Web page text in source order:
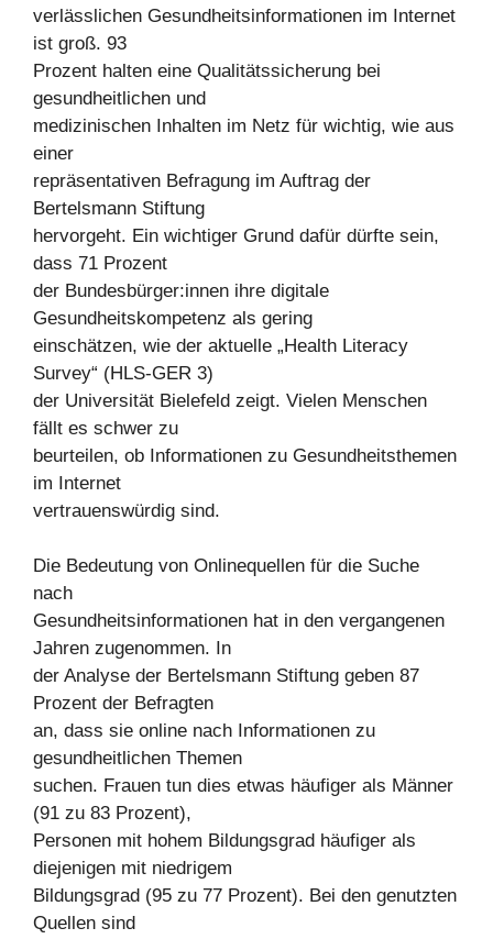
verlässlichen Gesundheitsinformationen im Internet
ist groß. 93
Prozent halten eine Qualitätssicherung bei
gesundheitlichen und
medizinischen Inhalten im Netz für wichtig, wie aus
einer
repräsentativen Befragung im Auftrag der
Bertelsmann Stiftung
hervorgeht. Ein wichtiger Grund dafür dürfte sein,
dass 71 Prozent
der Bundesbürger:innen ihre digitale
Gesundheitskompetenz als gering
einschätzen, wie der aktuelle „Health Literacy
Survey“ (HLS-GER 3)
der Universität Bielefeld zeigt. Vielen Menschen
fällt es schwer zu
beurteilen, ob Informationen zu Gesundheitsthemen
im Internet
vertrauenswürdig sind.
Die Bedeutung von Onlinequellen für die Suche
nach
Gesundheitsinformationen hat in den vergangenen
Jahren zugenommen. In
der Analyse der Bertelsmann Stiftung geben 87
Prozent der Befragten
an, dass sie online nach Informationen zu
gesundheitlichen Themen
suchen. Frauen tun dies etwas häufiger als Männer
(91 zu 83 Prozent),
Personen mit hohem Bildungsgrad häufiger als
diejenigen mit niedrigem
Bildungsgrad (95 zu 77 Prozent). Bei den genutzten
Quellen sind